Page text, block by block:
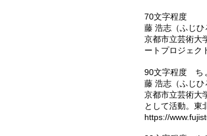
70文字程度
藤 浩志（ふじひ
京都市立芸術大
ートプロジェク
90文字程度 ち
藤 浩志（ふじ
京都市立芸術大
として活動。東
https://